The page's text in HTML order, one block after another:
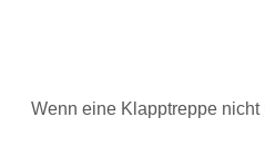
Wenn eine Klapptreppe nicht